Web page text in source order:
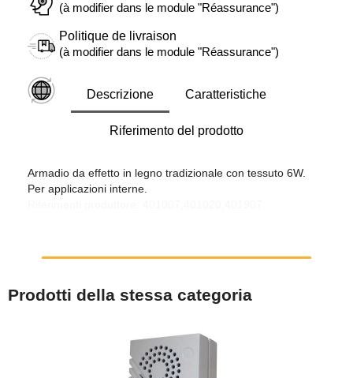
(à modifier dans le module "Réassurance")
Politique de livraison
(à modifier dans le module "Réassurance")
Descrizione Caratteristiche
Riferimento del prodotto
Armadio da effetto in legno tradizionale con tessuto 6W.
Per applicazioni interne.
Prodotti della stessa categoria